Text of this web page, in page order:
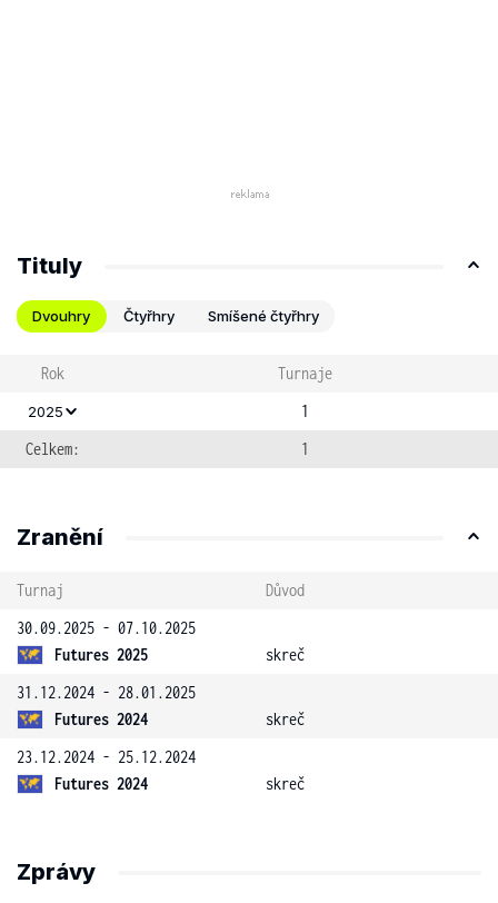
Tituly
Dvouhry Čtyřhry Smíšené čtyřhry
Rok Turnaje
2025
1
Celkem:
1
Zranění
Turnaj
Důvod
30.09.2025 - 07.10.2025
Futures 2025
skreč
31.12.2024 - 28.01.2025
Futures 2024
skreč
23.12.2024 - 25.12.2024
Futures 2024
skreč
Zprávy